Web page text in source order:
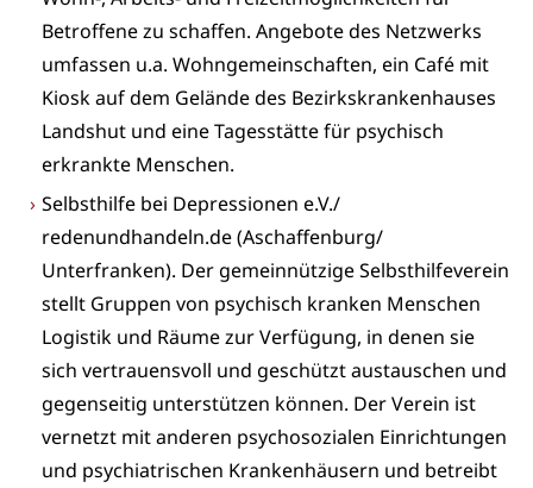
Betroffene zu schaffen. Angebote des Netzwerks
umfassen u.a. Wohngemeinschaften, ein Café mit
Kiosk auf dem Gelände des Bezirkskrankenhauses
Landshut und eine Tagesstätte für psychisch
erkrankte Menschen.
Selbsthilfe bei Depressionen e.V./
redenundhandeln.de (Aschaffenburg/
Unterfranken). Der gemeinnützige Selbsthilfeverein
stellt Gruppen von psychisch kranken Menschen
Logistik und Räume zur Verfügung, in denen sie
sich vertrauensvoll und geschützt austauschen und
gegenseitig unterstützen können. Der Verein ist
vernetzt mit anderen psychosozialen Einrichtungen
und psychiatrischen Krankenhäusern und betreibt